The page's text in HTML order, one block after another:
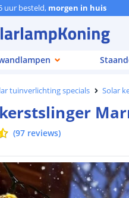
uur besteld, morgen in huis
tuinverlichting specials Solar
(97 reviews)